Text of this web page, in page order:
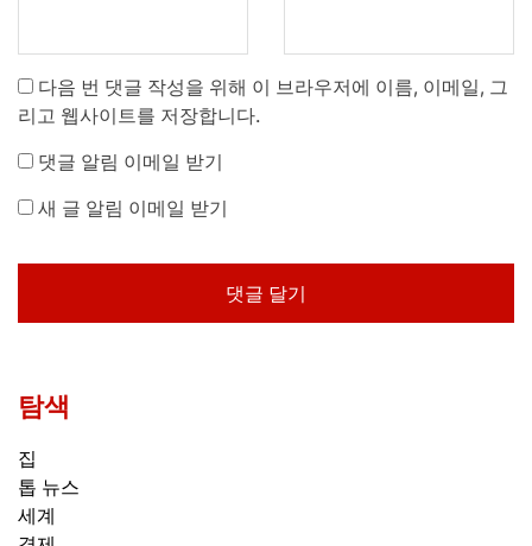
다음 번 댓글 작성을 위해 이 브라우저에 이름, 이메일, 그
리고 웹사이트를 저장합니다.
댓글 알림 이메일 받기
새 글 알림 이메일 받기
탐색
집
톱 뉴스
세계